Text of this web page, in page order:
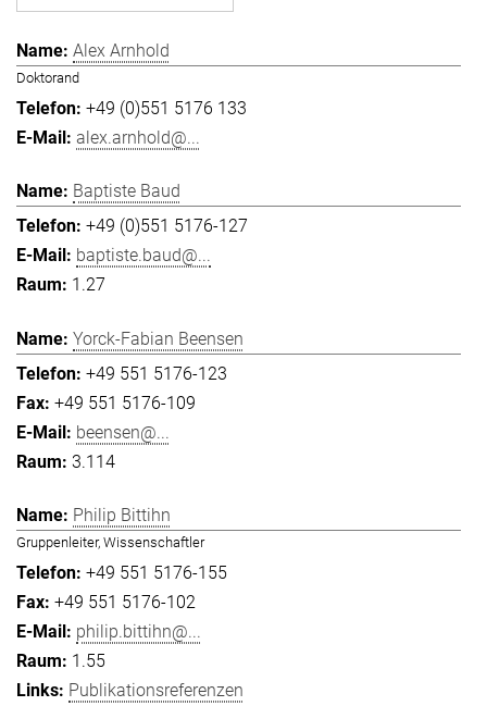
Alex Arnhold
Doktorand
+49 (0)551 5176 133
alex.arnhold@...
Baptiste Baud
+49 (0)551 5176-127
baptiste.baud@...
1.27
Yorck-Fabian Beensen
+49 551 5176-123
+49 551 5176-109
beensen@...
3.114
Philip Bittihn
Gruppenleiter, Wissenschaftler
+49 551 5176-155
+49 551 5176-102
philip.bittihn@...
1.55
Publikationsreferenzen